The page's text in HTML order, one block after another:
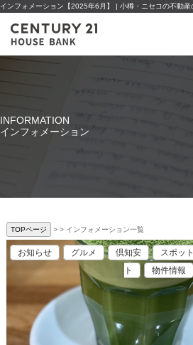
INFORMATION
インフォメーション
TOPページ > インフォメーション一覧
お知らせ グルメ 倶知安 スポット
ト
物件情報